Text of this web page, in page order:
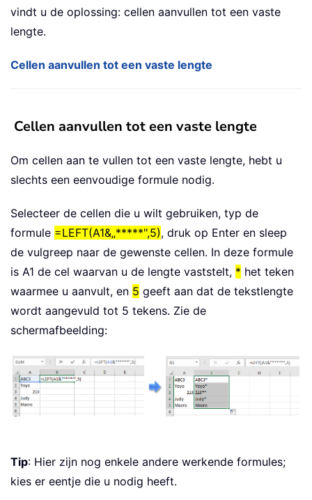
vindt u de oplossing: cellen aanvullen tot een vaste
lengte.
Cellen aanvullen tot een vaste lengte
Cellen aanvullen tot een vaste lengte
Om cellen aan te vullen tot een vaste lengte, hebt u
slechts een eenvoudige formule nodig.
Selecteer de cellen die u wilt gebruiken, typ de
formule =LEFT(A1&„*****",5), druk op Enter en sleep
de vulgreep naar de gewenste cellen. In deze formule
is A1 de cel waarvan u de lengte vaststelt, * het teken
waarmee u aanvult, en 5 geeft aan dat de tekstlengte
wordt aangevuld tot 5 tekens. Zie de
schermafbeelding:
Tip: Hier zijn nog enkele andere werkende formules;
kies er eentje die u nodig heeft.